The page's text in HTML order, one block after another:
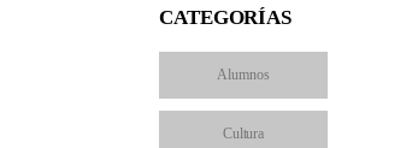
CATEGORÍAS
Alumnos
Cultura